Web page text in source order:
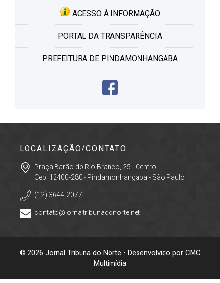
ACESSO À INFORMAÇÃO
PORTAL DA TRANSPARÊNCIA
PREFEITURA DE PINDAMONHANGABA
LOCALIZAÇÃO/CONTATO
Praça Barão do Rio Branco, 25 - Centro
Cep: 12400-280 - Pindamonhangaba - São Paulo
(12) 3644-2077
contato@jornaltribunadonorte.net
© 2026 Jornal Tribuna do Norte • Desenvolvido por CMC
Multimídia